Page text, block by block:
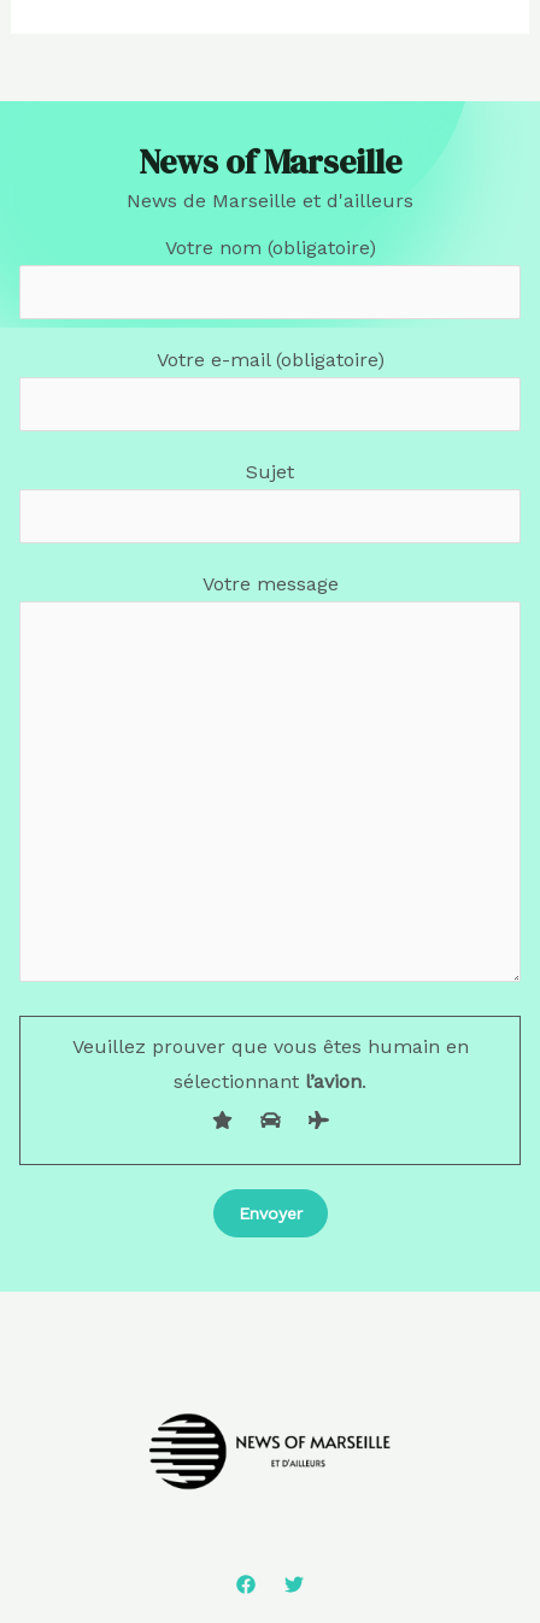
News of Marseille
News de Marseille et d'ailleurs
Votre nom (obligatoire)
Votre e-mail (obligatoire)
Sujet
Votre message
Veuillez prouver que vous êtes humain en
sélectionnant l’avion.